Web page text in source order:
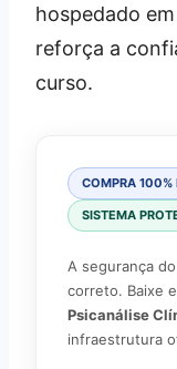
hospedado
reforça a
curso.
COMPRA 100%
SISTEMA
A segurança
correto. Baixe
Psicanálise
infraestrutura